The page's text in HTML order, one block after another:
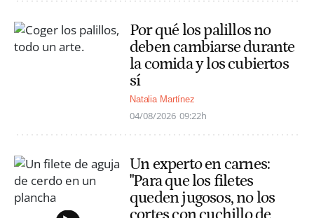
Por qué los palillos no
deben cambiarse durante
la comida y los cubiertos
sí
Natalia Martínez
04/08/2026 09:22h
Un experto en carnes:
"Para que los filetes
queden jugosos, no los